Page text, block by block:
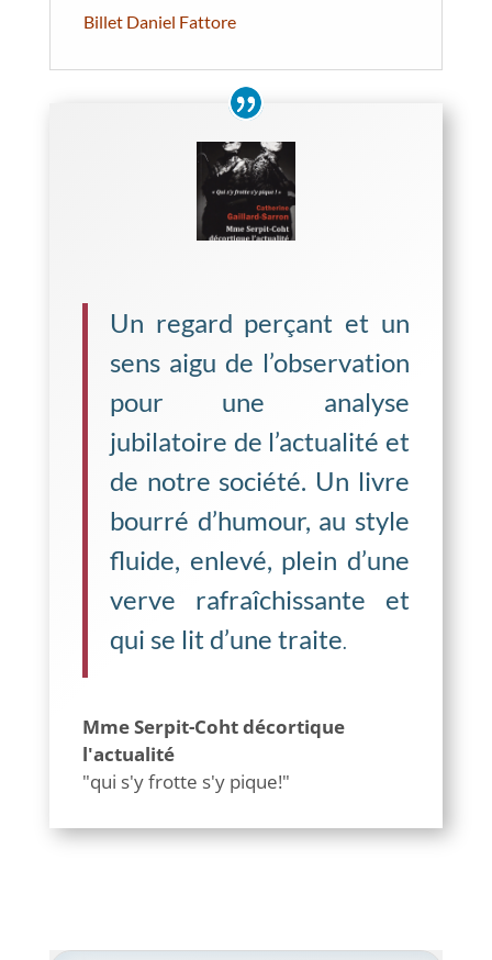
Billet Daniel Fattore
Un regard perçant et un
sens aigu de l’observation
pour une analyse
jubilatoire de l’actualité et
de notre société. Un livre
bourré d’humour, au style
fluide, enlevé, plein d’une
verve rafraîchissante et
qui se lit d’une traite.
Mme Serpit-Coht décortique
l'actualité
"qui s'y frotte s'y pique!"